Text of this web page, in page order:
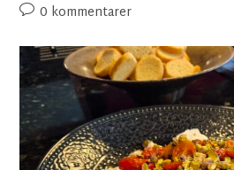
0 kommentarer